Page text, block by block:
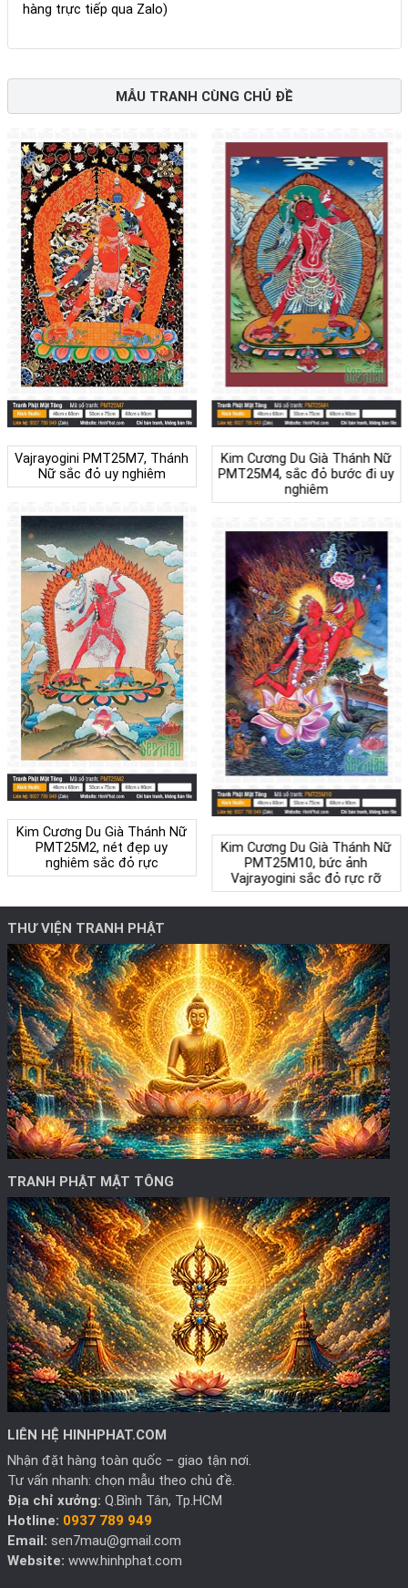
hàng trực tiếp qua Zalo)
MẪU TRANH CÙNG CHỦ ĐỀ
Vajrayogini PMT25M7, Thánh
Nữ sắc đỏ uy nghiêm
Kim Cương Du Già Thánh Nữ
PMT25M4, sắc đỏ bước đi uy
nghiêm
Kim Cương Du Già Thánh Nữ
PMT25M2, nét đẹp uy
nghiêm sắc đỏ rực
Kim Cương Du Già Thánh Nữ
PMT25M10, bức ảnh
Vajrayogini sắc đỏ rực rỡ
THƯ VIỆN TRANH PHẬT
TRANH PHẬT MẬT TÔNG
LIÊN HỆ HINHPHAT.COM
Nhận đặt hàng toàn quốc – giao tận nơi.
Tư vấn nhanh: chọn mẫu theo chủ đề.
Địa chỉ xưởng: Q.Bình Tân, Tp.HCM
Hotline: 0937 789 949
Email: sen7mau@gmail.com
Website: www.hinhphat.com